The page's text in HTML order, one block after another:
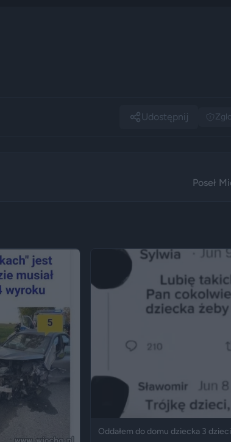
Udostępnij
Poseł
Oddałem do domu dziecka 3 dzieci